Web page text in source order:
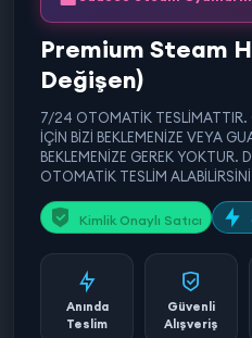
Premium Steam
Değişen)
7/24 OTOMATİK TESLİMATTIR.
İÇİN BİZİ BEKLEMENİZE VEYA
BEKLEMENİZE GEREK YOKTUR.
OTOMATİK TESLİM
Kimlik Onaylı Satıcı
Anında
Teslim
Güvenli
Alışveriş